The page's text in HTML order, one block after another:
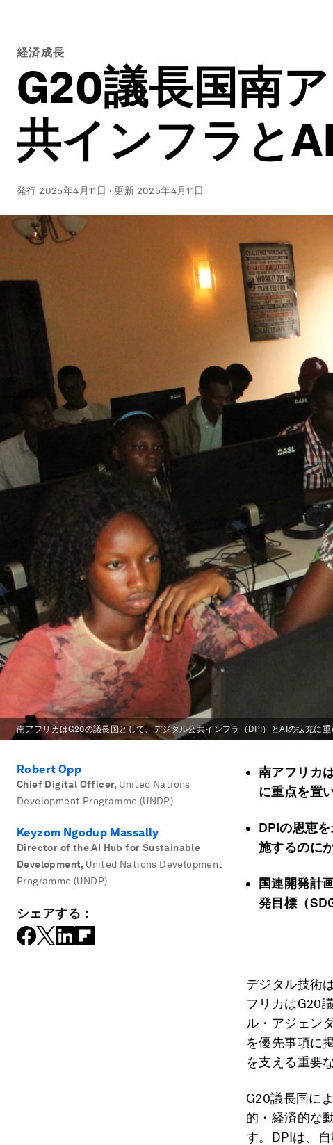
経済成長
G20議長国南
共インフラと
発行2025年4月11日 ·更新 2025年4月11日
南アフリカはG20の議長国として、デジタル公共インフラ（DPI）とAIの拡充に重
Robert Opp
Chief Digital Officer, United Nations
Development Programme (UNDP)
Keyzom Ngodup Massally
Director of the AI Hub for Sustainable
Development, United Nations Development
Programme (UNDP)
シェアする：
南アフリカ
に重点を置
DPIの恩恵
施するのに
国連開発計
発目標（
デジタル技術
フリカはG20
ル・アジェン
を優先事項に
を支える重要
G20議長国に
的・経済的な
す。DPIは、